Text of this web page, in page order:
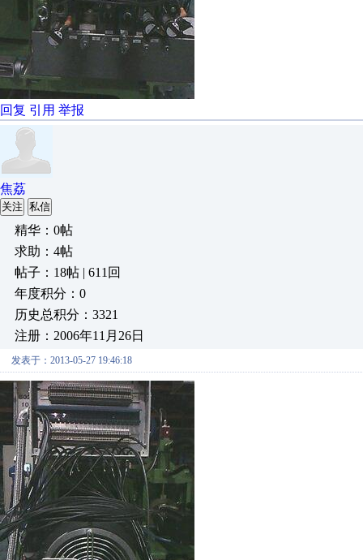
回复 引用 举报
焦荔
关注 私信
精华：0帖
求助：4帖
帖子：18帖 | 611回
年度积分：0
历史总积分：3321
注册：2006年11月26日
发表于：2013-05-27 19:46:18